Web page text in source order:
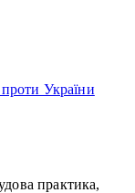
проти України
практика,